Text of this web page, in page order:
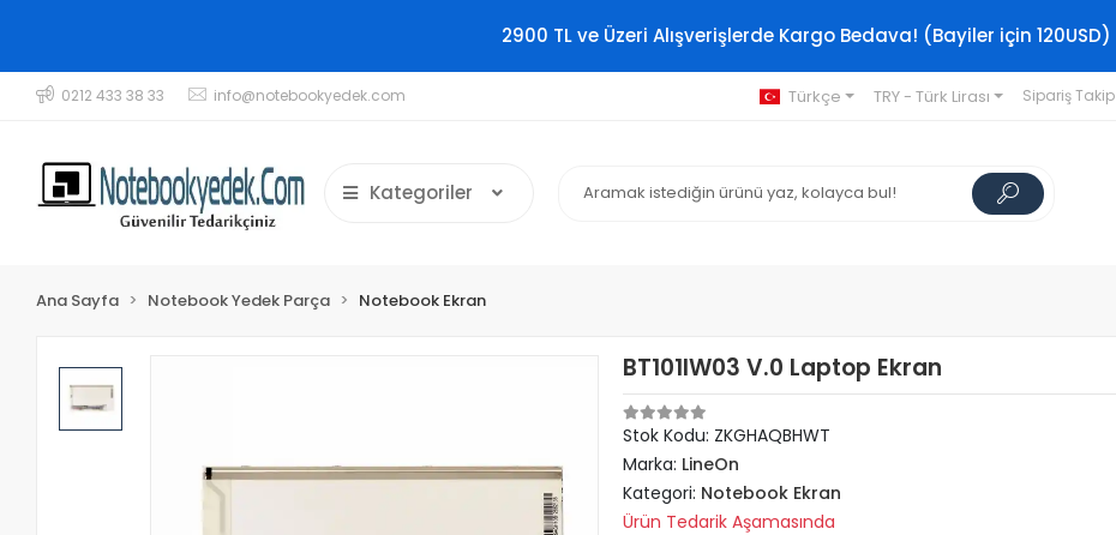
2900 TL ve Üzeri Alışverişlerde Kargo Bedava! (Bayiler için 120USD)
0212 433 38 33 info@notebookyedek.com Türkçe TRY - Türk Lirası Sipariş Takip
Kategoriler
Ana Sayfa Notebook Yedek Parça Notebook Ekran
BT101IW03 V.0 Laptop Ekran
Stok Kodu: ZKGHAQBHWT
Marka: LineOn
Kategori: Notebook Ekran
Ürün Tedarik Aşamasında